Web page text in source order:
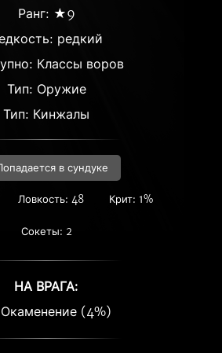
Ранг: ★9
редкий
Классы воров
Тип: Оружие
Тип: Кинжалы
в сундуке
Ловкость: 48 Крит: 1%
Сокеты: 2
НА ВРАГА:
Окаменение (4%)